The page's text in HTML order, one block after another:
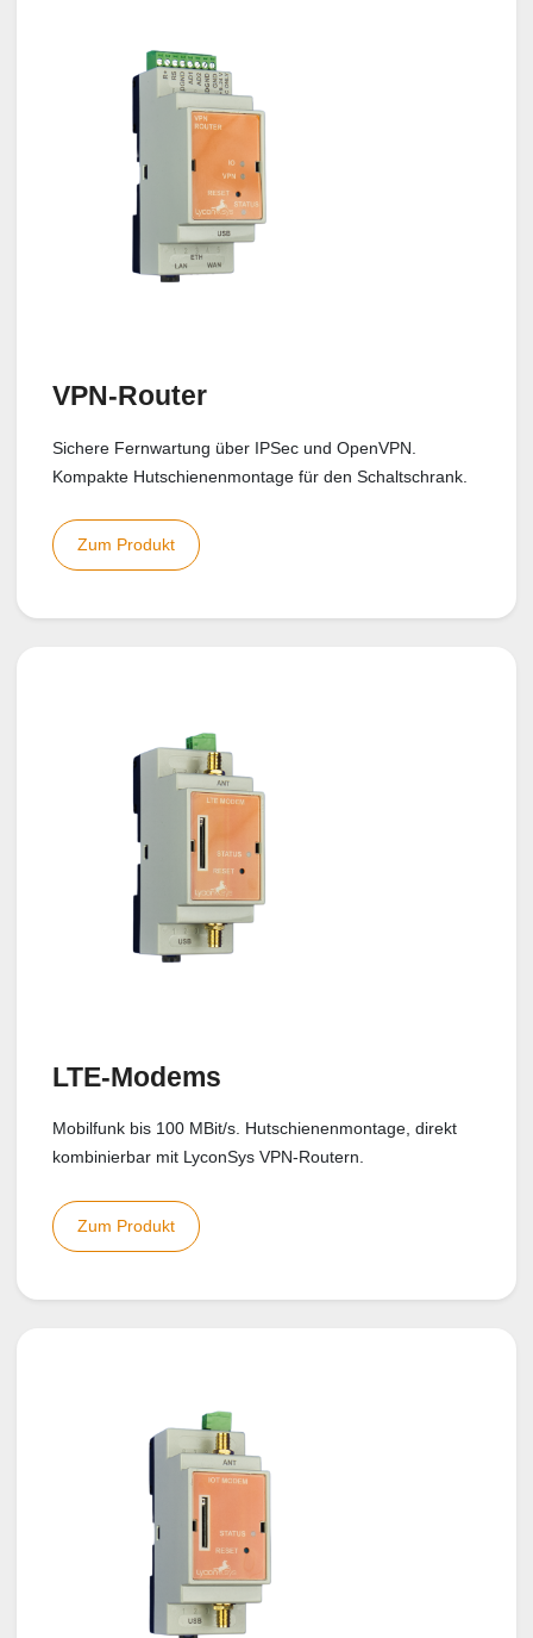
VPN-Router
Sichere Fernwartung über IPSec und OpenVPN.
Kompakte Hutschienenmontage für den Schaltschrank.
Zum Produkt
LTE-Modems
Mobilfunk bis 100 MBit/s. Hutschienenmontage, direkt
kombinierbar mit LyconSys VPN-Routern.
Zum Produkt